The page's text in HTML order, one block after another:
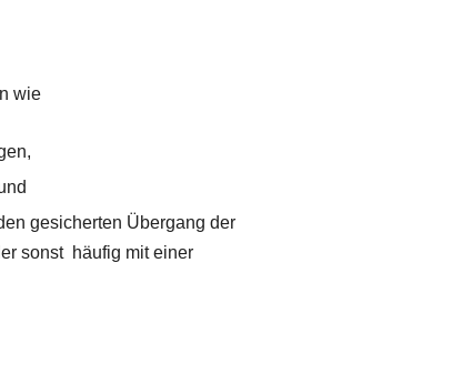
wie
gesicherten Übergang der
sonst häufig mit einer